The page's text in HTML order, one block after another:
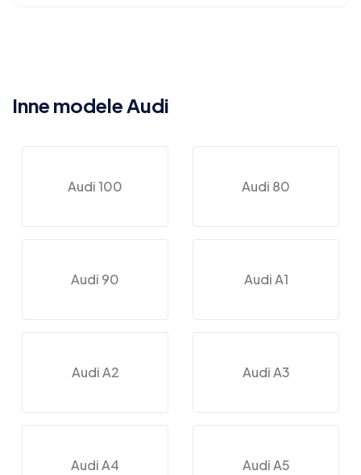
Inne modele Audi
Audi 100 Audi 80
Audi 90 Audi A1
Audi A2 Audi A3
Audi A4 Audi A5